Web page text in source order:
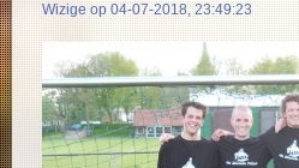
Wizige op 04-07-2018, 23:49:23